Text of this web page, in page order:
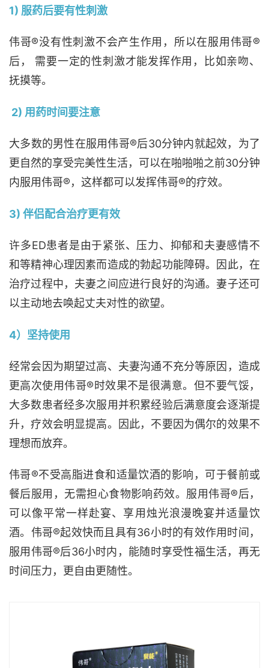
1) 服药后要有性刺激
伟哥®没有性刺激不会产生作用，所以在服用伟哥®
后， 需要一定的性刺激才能发挥作用，比如亲吻、
抚摸等。
2) 用药时间要注意
大多数的男性在服用伟哥®后30分钟内就起效，为了
更自然的享受完美性生活，可以在啪啪啪之前30分钟
内服用伟哥®，这样都可以发挥伟哥®的疗效。
3) 伴侣配合治疗更有效
许多ED患者是由于紧张、压力、抑郁和夫妻感情不
和等精神心理因素而造成的勃起功能障碍。因此，在
治疗过程中，夫妻之间应进行良好的沟通。妻子还可
以主动地去唤起丈夫对性的欲望。
4）坚持使用
经常会因为期望过高、夫妻沟通不充分等原因，造成
更高次使用伟哥®时效果不是很满意。但不要气馁，
大多数患者经多次服用并积累经验后满意度会逐渐提
升，疗效会明显提高。因此，不要因为偶尔的效果不
理想而放弃。
伟哥®不受高脂进食和适量饮酒的影响，可于餐前或
餐后服用，无需担心食物影响药效。服用伟哥®后，
可以像平常一样赴宴、享用烛光浪漫晚宴并适量饮
酒。伟哥®起效快而且具有36小时的有效作用时间，
服用伟哥®后36小时内，能随时享受性福生活，再无
时间压力，更自由更随性。